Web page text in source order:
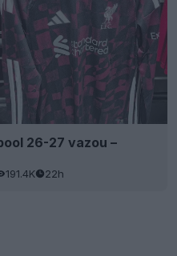
26-27 vazou –
191.4K 22h